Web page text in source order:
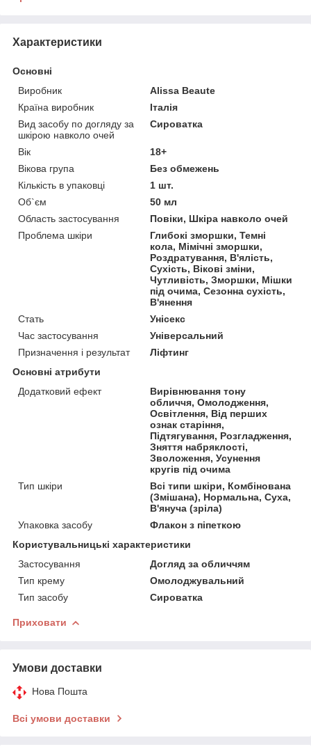
Характеристики
Основні
Виробник
Alissa Beaute
Країна виробник
Італія
Вид засобу по догляду за
шкірою навколо очей
Сироватка
Вік
18+
Вікова група
Без обмежень
Кількість в упаковці
1 шт.
Об`єм
50 мл
Область застосування
Повіки, Шкіра навколо очей
Проблема шкіри
Глибокі зморшки, Темні
кола, Мімічні зморшки,
Роздратування, В'ялість,
Сухість, Вікові зміни,
Чутливість, Зморшки, Мішки
під очима, Сезонна сухість,
В'янення
Стать
Унісекс
Час застосування
Універсальний
Призначення і результат
Ліфтинг
Основні атрибути
Додатковий ефект
Вирівнювання тону
обличчя, Омолодження,
Освітлення, Від перших
ознак старіння,
Підтягування, Розгладження,
Зняття набряклості,
Зволоження, Усунення
кругів під очима
Тип шкіри
Всі типи шкіри, Комбінована
(Змішана), Нормальна, Суха,
В'януча (зріла)
Упаковка засобу
Флакон з піпеткою
Користувальницькі характеристики
Застосування
Догляд за обличчям
Тип крему
Омолоджувальний
Тип засобу
Сироватка
Приховати
Умови доставки
Нова Пошта
Всі умови доставки